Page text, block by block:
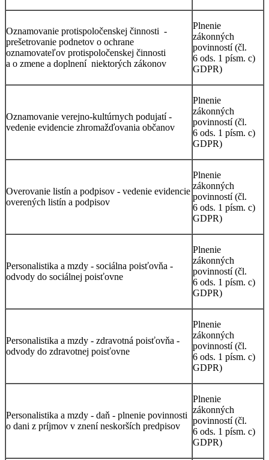
Oznamovanie protispoločenskej činnosti -
prešetrovanie podnetov o ochrane
oznamovateľov protispoločenskej činnosti
a o zmene a doplnení niektorých zákonov
Plnenie
zákonných
povinností (čl.
6 ods. 1 písm. c)
GDPR)
Oznamovanie verejno-kultúrnych podujatí -
vedenie evidencie zhromažďovania občanov
Plnenie
zákonných
povinností (čl.
6 ods. 1 písm. c)
GDPR)
Overovanie listín a podpisov - vedenie evidencie
overených listín a podpisov
Plnenie
zákonných
povinností (čl.
6 ods. 1 písm. c)
GDPR)
Personalistika a mzdy - sociálna poisťovňa -
odvody do sociálnej poisťovne
Plnenie
zákonných
povinností (čl.
6 ods. 1 písm. c)
GDPR)
Personalistika a mzdy - zdravotná poisťovňa -
odvody do zdravotnej poisťovne
Plnenie
zákonných
povinností (čl.
6 ods. 1 písm. c)
GDPR)
Personalistika a mzdy - daň - plnenie povinnosti
o dani z príjmov v znení neskorších predpisov
Plnenie
zákonných
povinností (čl.
6 ods. 1 písm. c)
GDPR)